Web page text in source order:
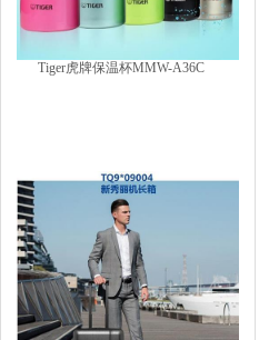
Tiger虎牌保温杯MMW-A36C